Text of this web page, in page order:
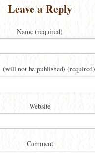
Leave a Reply
Name (required)
(will not be published) (required)
Website
Comment